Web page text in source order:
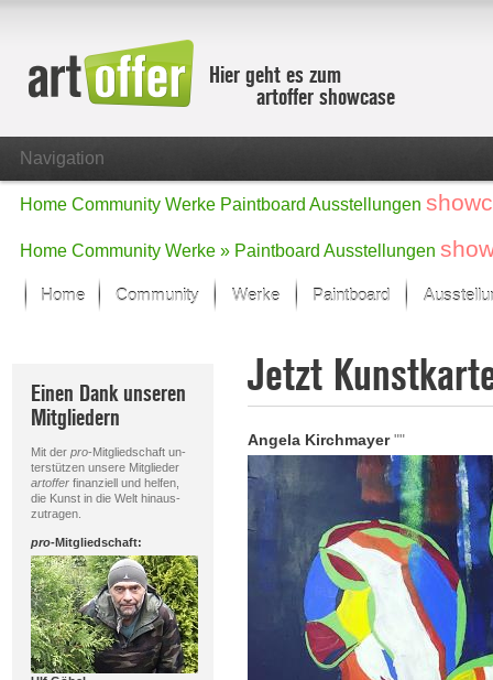
Hier geht es zum
artoffer showcase
Navigation
Home Community Werke Paintboard Ausstellungen
Home Community Werke » Paintboard Ausstellungen
Home Community Werke
Der letzte Monat im Fokus
Alle Fokus-Werke
Fokus-Werke
Neue Werke – Auswahl
Alle neuen Werke
Paintboard
Einen Dank unseren
Mitgliedern
Mit der pro-Mitgliedschaft un-
terstützen unsere Mitglieder
artofferfinanziell und helfen,
die Kunst in die Welt hinaus-
zutragen.
pro-Mitgliedschaft:
Jetzt
Angela Kirchmayer""